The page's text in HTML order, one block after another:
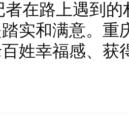
者在路上遇到
实和满意。重
姓幸福感、获